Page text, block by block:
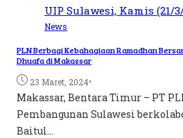
News
PLN Berbagi Kebahagiaan Ramadhan
Dhuafa di Makassar
23 Maret, 2024•
Makassar, Bentara Timur – PT
Pembangunan Sulawesi
Baitul...